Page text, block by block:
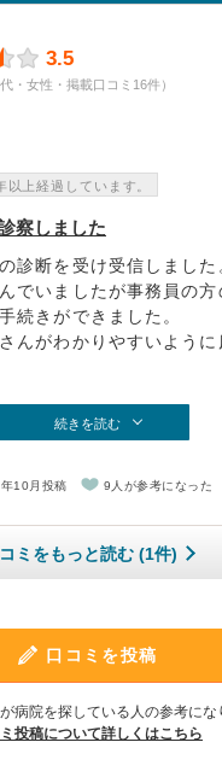
3.5
・女性・掲載口コミ16件）
以上経過しています。
察しました
診断を受け受信しました
でいましたが事務員の
続きができました。
んがわかりやすいように
続きを読む
10月投稿 9人が参考になった
ミをもっと読む (1件)
口コミを投稿
病院を探している人の参考にな
投稿について詳しくはこちら